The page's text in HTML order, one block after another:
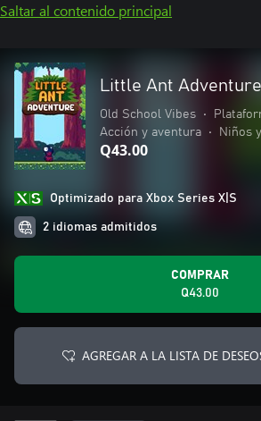
Saltar al contenido principal
Little Ant Adventure
Old School Vibes •
Acción y aventura
• Niños
Q43.00
Optimizado para Xbox Series X|S
2 idiomas admitidos
COMPRAR
Q43.00
AGREGAR A LA LISTA DE